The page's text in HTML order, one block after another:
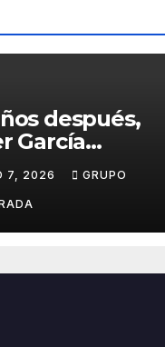
después,
García
en el
de
para el
7, 2026 GRUPO